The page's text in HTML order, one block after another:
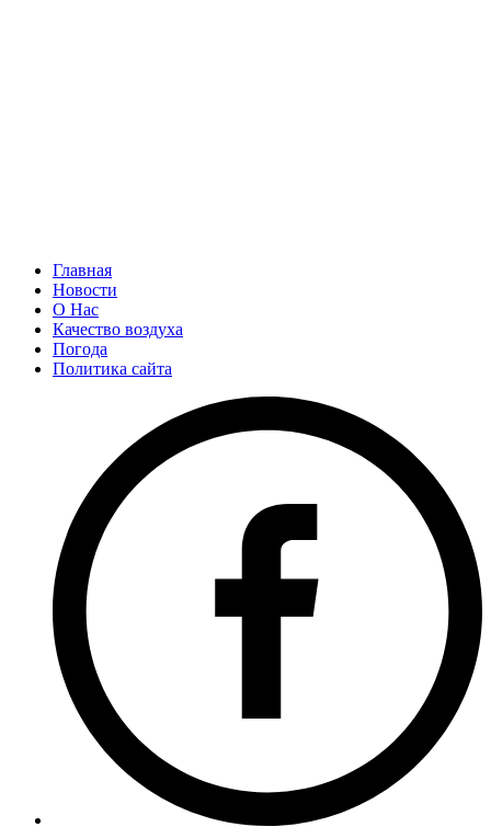
Главная
Новости
О Нас
Качество воздуха
Погода
Политика сайта